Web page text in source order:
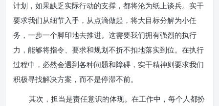
计划，如果缺乏实际行动的支撑，都将沦为纸上谈兵。实干
要求我们从细节入手，从点滴做起，将大目标分解为小任
务，一步一个脚印地去推进。这需要我们拥有强烈的执行
力，能够将指令、要求和规划不折不扣地落实到位。在执行
过程中，必然会遇到各种问题和障碍，实干精神则要求我们
积极寻找解决方案，而不是停滞不前。
其次，担当是责任意识的体现。在工作中，每个人都扮